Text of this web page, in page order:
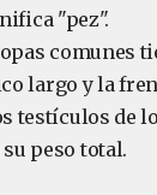
"pez".
comunes
largo y la
testículos de
peso total.